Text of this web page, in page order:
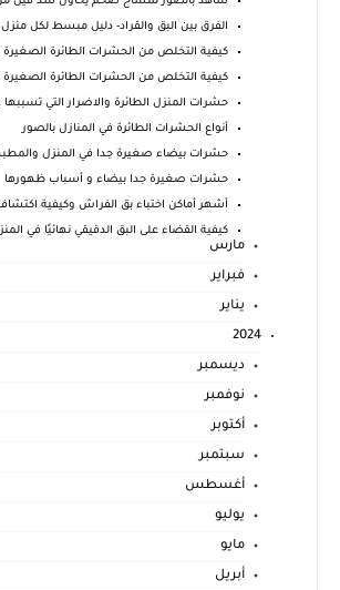
الفرق بين البق والقراد- دليل مبسط لكل منزل
كيفية التخلص من الحشرات الطائرة الصغيرة
كيفية التخلص من الحشرات الطائرة الصغيرة
حشرات المنزل الطائرة والاضرار التي
أنواع الحشرات الطائرة في المنازل بالصور
حشرات بيضاء صغيرة جدا في المنزل
حشرات صغيرة جدا بيضاء و أسباب ظهورها
أشهر أماكن اختباء بق الفراش وكيفية
كيفية القضاء على البق الدقيقي نهائيًا في
مارس
فبراير
يناير
2024
ديسمبر
نوفمبر
أكتوبر
سبتمبر
أغسطس
يوليو
مايو
أبريل